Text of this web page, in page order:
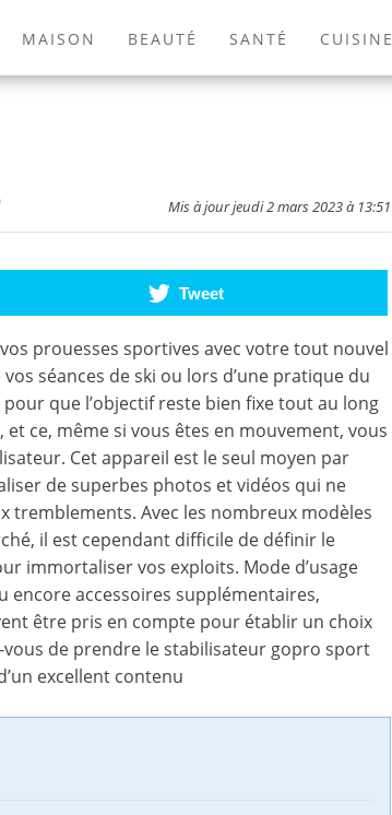
MAISON BEAUTÉ SANTÉ CUISINE
ANIMAUX JEUX VIDÉOS LIVRES
Mis à jour jeudi 2 mars 2023 à 13:51
Tweet
prouesses sportives avec votre tout nouvel
séances de ski ou lors d’une pratique du
pour que l’objectif reste bien fixe tout au long
et ce, même si vous êtes en mouvement, vous
Cet appareil est le seul moyen par
de superbes photos et vidéos qui ne
tremblements. Avec les nombreux modèles
il est cependant difficile de définir le
immortaliser vos exploits. Mode d’usage
encore accessoires supplémentaires,
être pris en compte pour établir un choix
vous de prendre le stabilisateur gopro sport
excellent contenu